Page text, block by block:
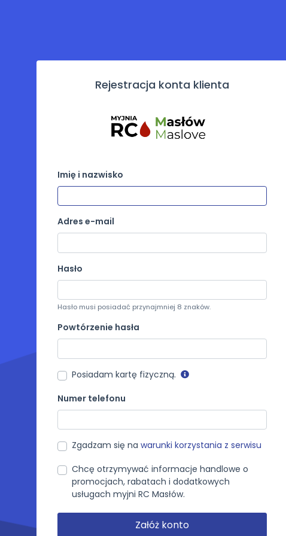
Rejestracja konta klienta
Imię i nazwisko
Adres e-mail
Hasło
Hasło musi posiadać przynajmniej 8 znaków.
Powtórzenie hasła
Posiadam kartę fizyczną.
Numer telefonu
Zgadzam się na warunki korzystania z serwisu
Chcę otrzymywać informacje handlowe o
promocjach, rabatach i dodatkowych
usługach myjni RC Masłów.
Załóż konto